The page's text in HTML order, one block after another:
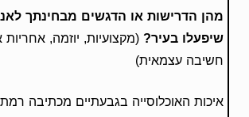
מהן הדרישות או הדגשים מבחינתך
שיפעלו בעיר?(מקצועיות, יוזמה,
חשיבה עצמאית)
איכות האוכלוסייה בגבעתיים מכתיבה